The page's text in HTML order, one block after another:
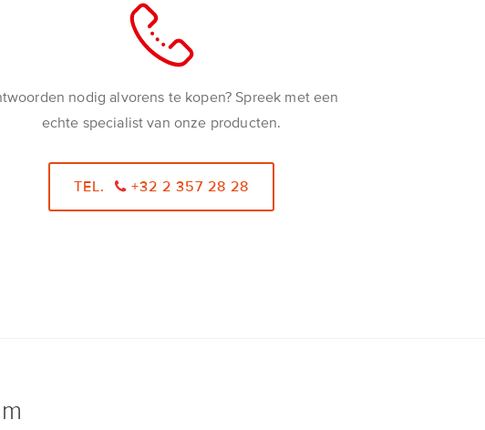
nodig alvorens te kopen? Spreek met een
echte specialist van onze producten.
TEL. +32 2 357 28 28